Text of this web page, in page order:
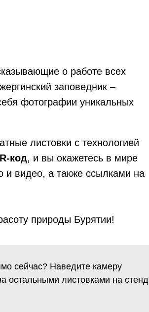
о работе всех
заповедник –
фотографии уникальных
листовки с технологией
код, и вы окажетесь в мире
и видео, а также ссылками на
природы Бурятии!
сейчас? Наведите камеру
остальными листовками на стенд